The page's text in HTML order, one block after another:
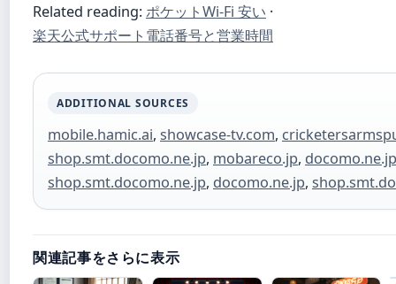
Related reading:ポケットWi-Fi 安い ·
楽天公式サポート電話番号と営業時間
ADDITIONAL SOURCES
mobile.hamic.ai, showcase-tv.com,
shop.smt.docomo.ne.jp, mobareco.jp, docomo.ne.jp
shop.smt.docomo.ne.jp, docomo.ne.jp,
関連記事をさらに表示